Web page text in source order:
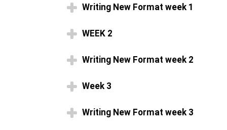
Writing New Format week 1
WEEK 2
Writing New Format week 2
Week 3
Writing New Format week 3